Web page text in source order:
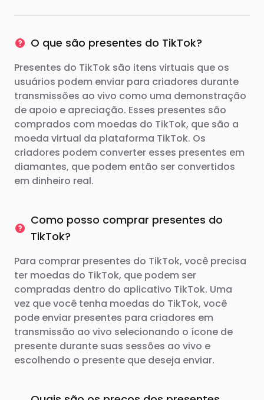
O que são presentes do TikTok?
Presentes do TikTok são itens virtuais que os
usuários podem enviar para criadores durante
transmissões ao vivo como uma demonstração
de apoio e apreciação. Esses presentes são
comprados com moedas do TikTok, que são a
moeda virtual da plataforma TikTok. Os
criadores podem converter esses presentes em
diamantes, que podem então ser convertidos
em dinheiro real.
Como posso comprar presentes do
TikTok?
Para comprar presentes do TikTok, você precisa
ter moedas do TikTok, que podem ser
compradas dentro do aplicativo TikTok. Uma
vez que você tenha moedas do TikTok, você
pode enviar presentes para criadores em
transmissão ao vivo selecionando o ícone de
presente durante suas sessões ao vivo e
escolhendo o presente que deseja enviar.